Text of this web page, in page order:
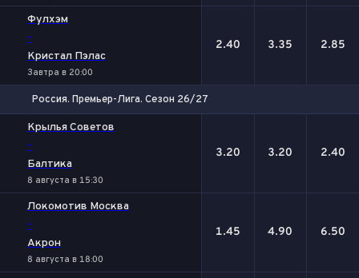
Фулхэм
-
Кристал Пэлас
Завтра в 20:00
2.40 3.35 2.85
Россия. Премьер-Лига. Сезон 26/27
Крылья Советов
-
Балтика
8 августа в 15:30
3.20 3.20 2.40
Локомотив Москва
-
Акрон
8 августа в 18:00
1.45 4.90 6.50